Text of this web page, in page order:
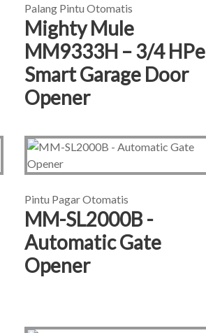
Palang Pintu Otomatis
Mighty Mule
MM9333H – 3/4 HPe
Smart Garage Door
Opener
Pintu Pagar Otomatis
MM-SL2000B -
Automatic Gate
Opener